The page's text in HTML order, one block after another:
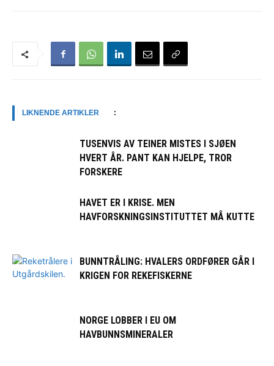
LIKNENDE ARTIKLER :
TUSENVIS AV TEINER MISTES I SJØEN
HVERT ÅR. PANT KAN HJELPE, TROR
FORSKERE
HAVET ER I KRISE. MEN
HAVFORSKNINGSINSTITUTTET MÅ KUTTE
BUNNTRÅLING: HVALERS ORDFØRER GÅR I
KRIGEN FOR REKEFISKERNE
NORGE LOBBER I EU OM
HAVBUNNSMINERALER